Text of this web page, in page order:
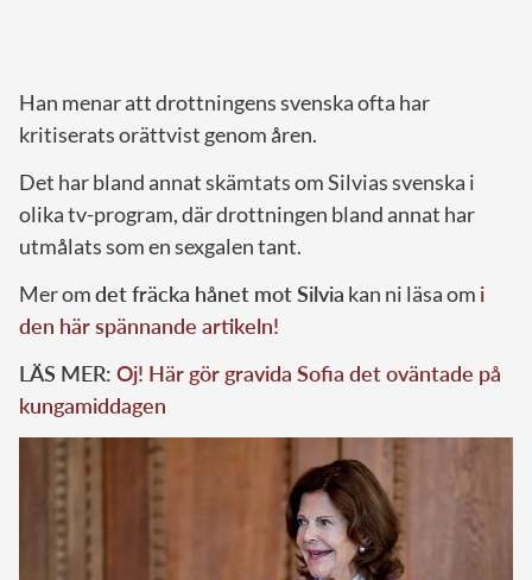
Han menar att drottningens svenska ofta har
kritiserats orättvist genom åren.
Det har bland annat skämtats om Silvias svenska i
olika tv-program, där drottningen bland annat har
utmålats som en sexgalen tant.
Mer omdet fräcka hånet mot Silvia kan ni läsa om i
den här spännande artikeln!
LÄS MER: Oj! Här gör gravida Sofia det oväntade på
kungamiddagen